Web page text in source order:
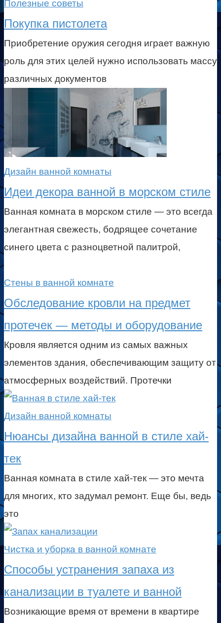
Полезные советы
Покупка пистолета
Приобретение оружия сегодня играет важную
роль для этих целей нужно использовать массу
различных документов
Дизайн ванной комнаты
Идеи декора ванной в морском стиле
Ванная комната в морском стиле — это всегда
элегантная свежесть, бодрящее сочетание
синего цвета с разноцветной палитрой,
Стены в ванной комнате
Обследование кровли на предмет
протечек — методы и оборудование
Кровля является одним из самых важных
элементов здания, обеспечивающим защиту от
атмосферных воздействий. Протечки
Дизайн ванной комнаты
Нюансы дизайна ванной в стиле хай-
тек
Ванная комната в стиле хай-тек — это мечта
для многих, кто задумал ремонт. Еще бы, ведь
это
Чистка и уборка в ванной комнате
Способы устранения запаха из
канализации в туалете и ванной
Возникающие время от времени в квартире